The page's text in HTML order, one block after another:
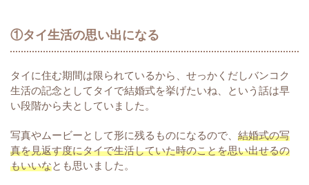
①タイ生活の思い出になる
タイに住む期間は限られているから、せっかくだしバンコク
生活の記念としてタイで結婚式を挙げたいね、という話は早
い段階から夫としていました。
写真やムービーとして形に残るものになるので、 結婚式の写
真を見返す度にタイで生活していた時のことを思い出せるの
もいいなとも思いました。